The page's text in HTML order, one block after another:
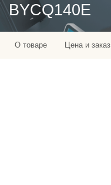
BYCQ140E
О товаре Цена и заказ